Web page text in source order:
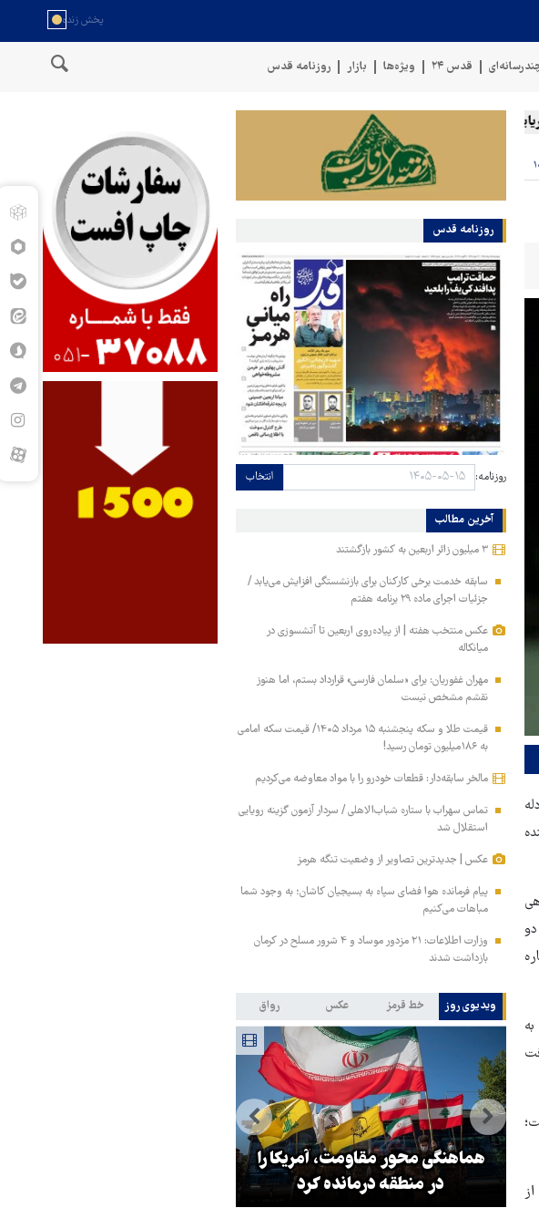
قدس ۲۴ ویژه‌ها بازار روزنامه قدس
سواحل عمان سخنگوی نیروهای مسلح یمن: کشتی نفتی عربستان را با موشک بالستیک هدف
روزنامه قدس
روزنامه: انتخاب
آخرین مطالب
۳ میلیون زائر اربعین به کشور بازگشتند
سابقه خدمت برخی کارکنان برای بازنشستگی افزایش می‌یابد /
جزئیات اجرای ماده ۲۹ برنامه هفتم
عکس منتخب هفته | از پیاده‌روی اربعین تا آتشسوزی در
میانکاله
مهران غفوریان: برای «سلمان فارسی» قرارداد بستم، اما هنوز
نقشم مشخص نیست
قیمت طلا و سکه پنجشنبه ۱۵ مرداد ۱۴۰۵/ قیمت سکه امامی
به ۱۸۶میلیون تومان رسید!
مالخر سابقه‌دار: قطعات خودرو را با مواد معاوضه می‌کردیم
تماس سهراب با ستاره شباب‌الاهلی / سردار آزمون گزینه رویایی
استقلال شد
عکس | جدیدترین تصاویر از وضعیت تنگه هرمز
پیام فرمانده هوا فضای سپاه به بسیجیان کاشان؛ به وجود شما
مباهات می‌کنیم
وزارت اطلاعات: ۲۱ مزدور موساد و ۴ شرور مسلح در کرمان
بازداشت شدند
ویدیوی روز خط قرمز عکس رواق
هماهنگی محور مقاومت، آمریکا را
در منطقه درمانده کرد